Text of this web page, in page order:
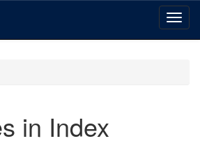
in Index